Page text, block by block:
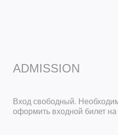
ADMISSION
Вход свободный.
оформить входной билет на